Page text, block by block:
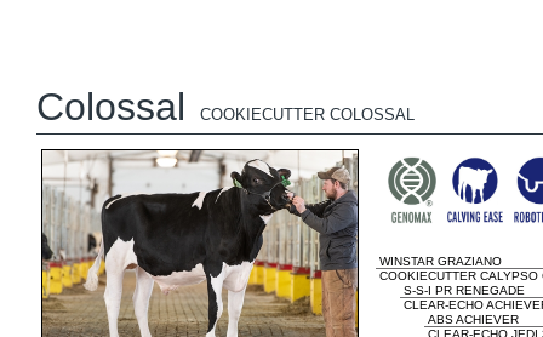
Colossal COOKIECUTTER COLOSSAL
WINSTAR GRAZIANO
COOKIECUTTER CALYPSO
S-S-I PR RENEGADE
CLEAR-ECHO
ABS ACHIEVER
CLEAR-ECHO